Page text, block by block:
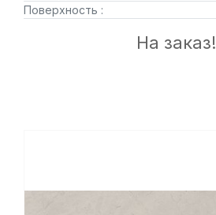
Поверхность :
На заказ!